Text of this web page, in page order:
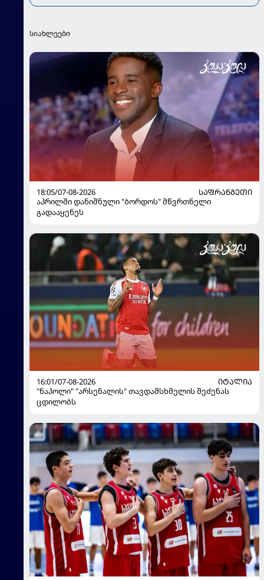
სიახლეები
18:05/07-08-2026
ᲡᲐᲤᲠᲐᲜᲒᲔᲗᲘ
აპრილში დანიშნული "ბორდოს" მწვრთნელი
გადააყენეს
16:01/07-08-2026
ᲘᲢᲐᲚᲘᲐ
"ნაპოლი" "არსენალის" თავდამსხმელის შეძენას
ცდილობს